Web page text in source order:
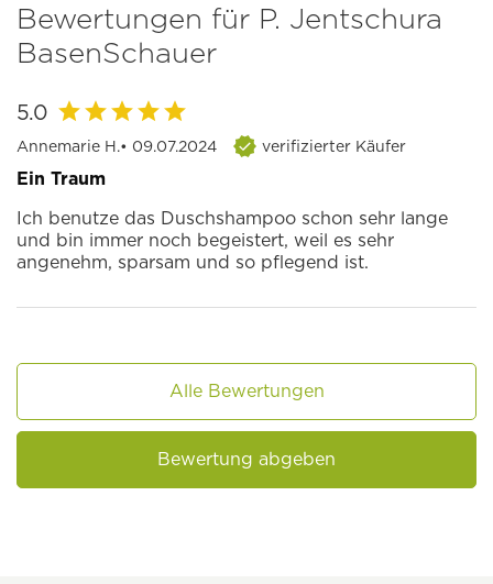
Bewertungen für P. Jentschura
BasenSchauer
5.0
Annemarie H.• 09.07.2024 verifizierter Käufer
Ein Traum
Ich benutze das Duschshampoo schon sehr lange
und bin immer noch begeistert, weil es sehr
angenehm, sparsam und so pflegend ist.
Alle Bewertungen
Bewertung abgeben